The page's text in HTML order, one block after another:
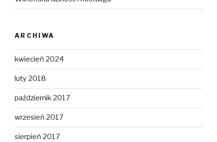
ARCHIWA
kwiecień 2024
luty 2018
październik 2017
wrzesień 2017
sierpień 2017